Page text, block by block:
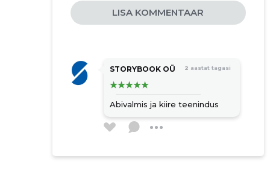
esteetiline töökeskkond
puhastusteenused ärikliendile
välikoristus
eripuhastustööd
koristusteenused
hoonete üldpuhastus
LISA KOMMENTAAR
STORYBOOK OÜ 2 aastat tagasi
Abivalmis ja kiire teenindus